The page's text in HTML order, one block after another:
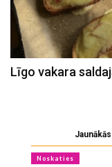
Līgo vakara
Jaunākās
Noskaties